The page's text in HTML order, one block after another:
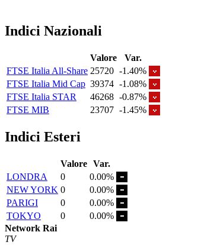
Indici Nazionali
Valore
Var.
FTSE Italia All-Share 25720 -1.40%
FTSE Italia Mid Cap 39374 -1.08%
FTSE Italia STAR
46268 -0.87%
FTSE MIB
23707 -1.45%
Indici Esteri
Valore Var.
LONDRA
0
0.00%
NEW YORK 0
0.00%
PARIGI
0
0.00%
TOKYO
0
0.00%
Network Rai
TV